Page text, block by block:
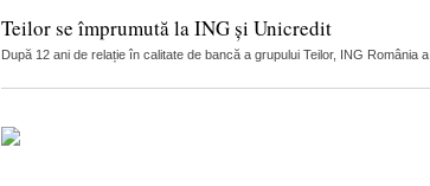
Teilor se împrumută la ING și Unicredit
După 12 ani de relație în calitate de bancă a grupului Teilor, ING